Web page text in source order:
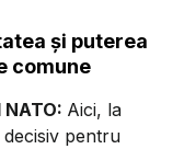
și puterea
comune
Aici, la
pentru